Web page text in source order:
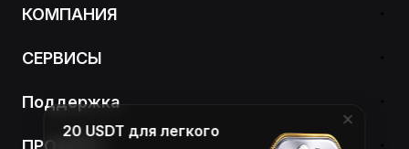
КОМПАНИЯ
СЕРВИСЫ
Поддержка
20 USDT для легкого